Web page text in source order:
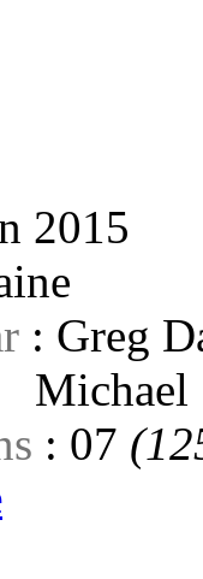
2015
: Greg
: 07